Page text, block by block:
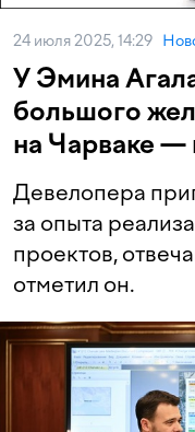
24 июля 2025, 14:29
У Эмина
большого
на Чарваке —
Девелопера
за опыта
проектов,
отметил он.